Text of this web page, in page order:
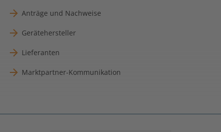
Anträge und Nachweise
Gerätehersteller
Lieferanten
Marktpartner-Kommunikation